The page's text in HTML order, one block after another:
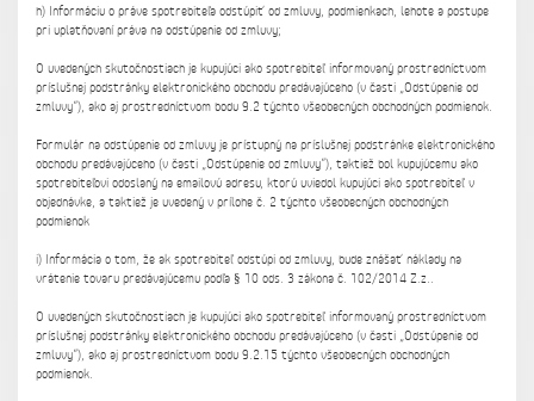
h) Informáciu o práve spotrebiteľa odstúpiť od zmluvy, podmienkach, lehote a postupe
pri uplatňovaní práva na odstúpenie od zmluvy;
O uvedených skutočnostiach je kupujúci ako spotrebiteľ informovaný prostredníctvom
príslušnej podstránky elektronického obchodu predávajúceho (v časti „Odstúpenie od
zmluvy“), ako aj prostredníctvom bodu 9.2 týchto všeobecných obchodných podmienok.
Formulár na odstúpenie od zmluvy je prístupný na príslušnej podstránke elektronického
obchodu predávajúceho (v časti „Odstúpenie od zmluvy“), taktiež bol kupujúcemu ako
spotrebiteľovi odoslaný na emailovú adresu, ktorú uviedol kupujúci ako spotrebiteľ v
objednávke, a taktiež je uvedený v prílohe č. 2 týchto všeobecných obchodných
podmienok
i) Informácia o tom, že ak spotrebiteľ odstúpi od zmluvy, bude znášať náklady na
vrátenie tovaru predávajúcemu podľa § 10 ods. 3 zákona č. 102/2014 Z.z..
O uvedených skutočnostiach je kupujúci ako spotrebiteľ informovaný prostredníctvom
príslušnej podstránky elektronického obchodu predávajúceho (v časti „Odstúpenie od
zmluvy“), ako aj prostredníctvom bodu 9.2.15 týchto všeobecných obchodných
podmienok.